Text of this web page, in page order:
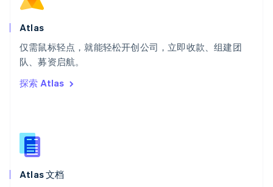
Atlas
仅需鼠标轻点，就能轻松开创公司，立即收款、组建团
队、募资启航。
探索 Atlas
Atlas 文档
斯洛文尼亚
泰国
ไทยEnglish
希腊
English
西班牙
新西兰
English
匈牙利
English